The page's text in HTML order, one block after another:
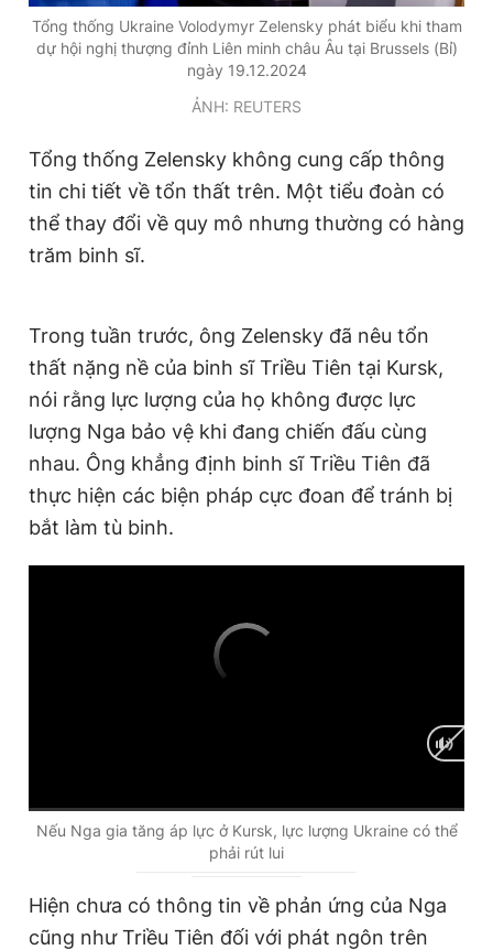
Giấy phép xuất bản số 110/GP - BTTTT cấp ngày 24.3.2020
© 2003-2026 Bản quyền thuộc về Báo Thanh Niên. Cấm sao
chép dưới mọi hình thức nếu không có sự chấp thuận bằng văn
Tổng thống Ukraine Volodymyr Zelensky phát biểu khi tham
dự hội nghị thượng đỉnh Liên minh châu Âu tại Brussels (Bỉ)
ngày 19.12.2024
ẢNH: REUTERS
Tổng thống Zelensky không cung cấp thông
tin chi tiết về tổn thất trên. Một tiểu đoàn có
thể thay đổi về quy mô nhưng thường có hàng
trăm binh sĩ.
Trong tuần trước, ông Zelensky đã nêu tổn
thất nặng nề của binh sĩ Triều Tiên tại Kursk,
nói rằng lực lượng của họ không được lực
lượng Nga bảo vệ khi đang chiến đấu cùng
nhau. Ông khẳng định binh sĩ Triều Tiên đã
thực hiện các biện pháp cực đoan để tránh bị
bắt làm tù binh.
C0:00 / D0:00
Nếu Nga gia tăng áp lực ở Kursk, lực lượng Ukraine có thể
phải rút lui
Hiện chưa có thông tin về phản ứng của Nga
cũng như Triều Tiên đối với phát ngôn trên